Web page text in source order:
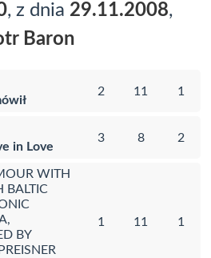
, z dnia 29.11.2008,
Baron
2 11 1
in Love
3 8 2
WITH
BALTIC
BY
1 11 1